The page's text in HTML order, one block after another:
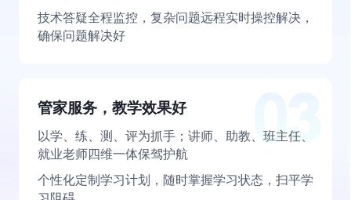
技术答疑全程监控，复杂问题远程实时操控解决，
确保问题解决好
管家服务，教学效果好
以学、练、测、评为抓手；讲师、助教、班主任、
就业老师四维一体保驾护航
个性化定制学习计划，随时掌握学习状态，扫平学